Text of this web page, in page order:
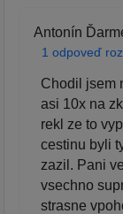
Antonín
1 odpoveď
Chodil jsem
asi 10x na
rekl ze to
cestinu byli
zazil. Pani
vsechno
strasne